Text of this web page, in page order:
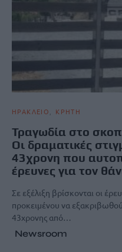
ΗΡΑΚΛΕΙΟ ΚΡΗΤΗ
Τραγωδία στο
Οι δραματικές
43χρονη που
έρευνες για τον
Σε εξέλιξη βρίσκονται οι
προκειμένου να
43χρονης από…
Newsroom